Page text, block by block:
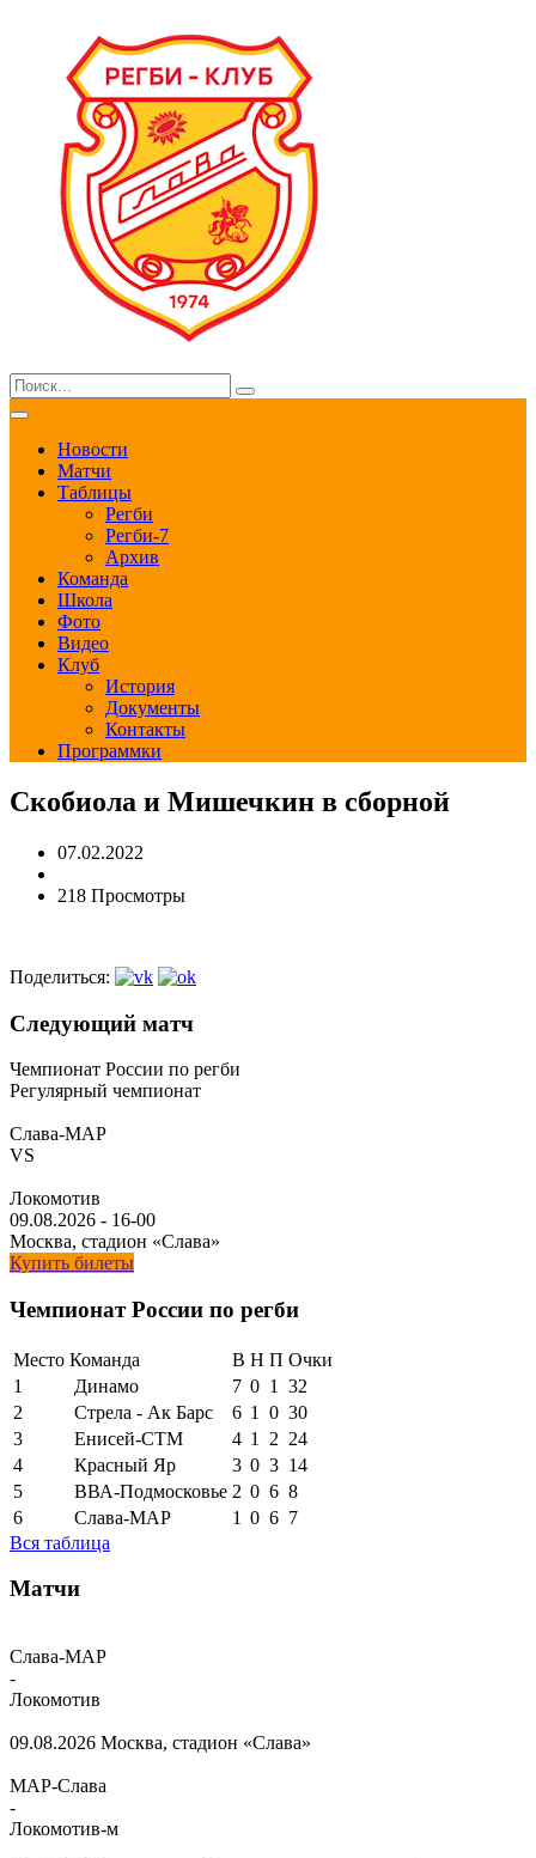
Новости
Матчи
Таблицы
Регби
Регби-7
Архив
Команда
Школа
Фото
Видео
Клуб
История
Документы
Контакты
Программки
Скобиола и Мишечкин в сборной
07.02.2022
218 Просмотры
Поделиться:
Следующий матч
Чемпионат России по регби
Регулярный чемпионат
Слава-МАР
VS
Локомотив
09.08.2026 - 16-00
Москва, стадион «Слава»
Купить билеты
Чемпионат России по регби
Место Команда В Н П Очки
1
Динамо 7 0 1
32
2
Стрела - Ак Барс 6 1 0 30
3
Енисей-СТМ 4 1 2 24
4
Красный Яр 3 0 3 14
5
ВВА-Подмосковье 2 0 6 8
6
Слава-МАР 1 0 6 7
Вся таблица
Матчи
Слава-МАР
-
Локомотив
09.08.2026 Москва, стадион «Слава»
МАР-Слава
-
Локомотив-м